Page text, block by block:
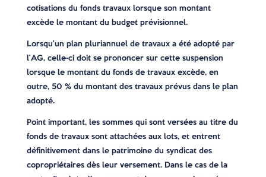
cotisations du fonds travaux lorsque son montant
excède le montant du budget prévisionnel.
Lorsqu’un plan pluriannuel de travaux a été adopté par
l’AG, celle-ci doit se prononcer sur cette suspension
lorsque le montant du fonds de travaux excède, en
outre, 50 % du montant des travaux prévus dans le plan
adopté.
Point important, les sommes qui sont versées au titre du
fonds de travaux sont attachées aux lots, et entrent
définitivement dans le patrimoine du syndicat des
copropriétaires dès leur versement. Dans le cas de la